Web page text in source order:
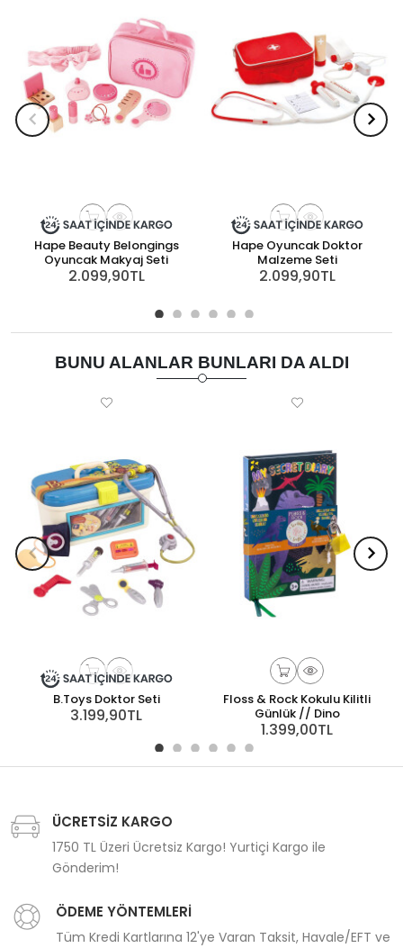
Hape Beauty Belongings
Oyuncak Makyaj Seti
2.099,90TL
Hape Oyuncak Doktor
Malzeme Seti
2.099,90TL
BUNU ALANLAR BUNLARI DA ALDI
B.Toys Doktor Seti
3.199,90TL
Floss & Rock Kokulu Kilitli
Günlük // Dino
1.399,00TL
ÜCRETSİZ KARGO
1750 TL Üzeri Ücretsiz Kargo! Yurtiçi Kargo ile
Gönderim!
ÖDEME YÖNTEMLERİ
Tüm Kredi Kartlarına 12'ye Varan Taksit, Havale/EFT ve